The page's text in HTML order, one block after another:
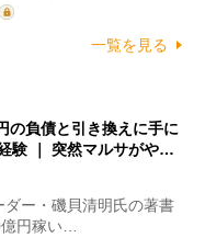
一覧を見る
の負債と引き換えに手に
験 ｜ 突然マルサがや…
ー・磯貝清明氏の著書
円稼い…